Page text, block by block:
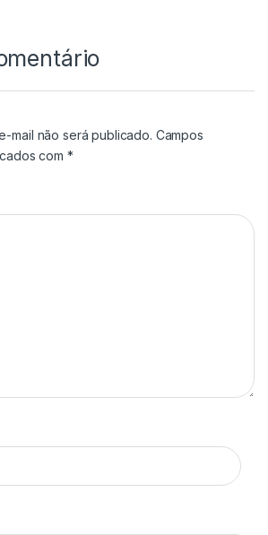
mail não será publicado. Campos
com *